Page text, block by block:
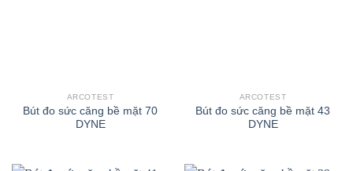
ARCOTEST
Bút đo sức căng bề mặt 70
DYNE
ARCOTEST
Bút đo sức căng bề mặt 43
DYNE